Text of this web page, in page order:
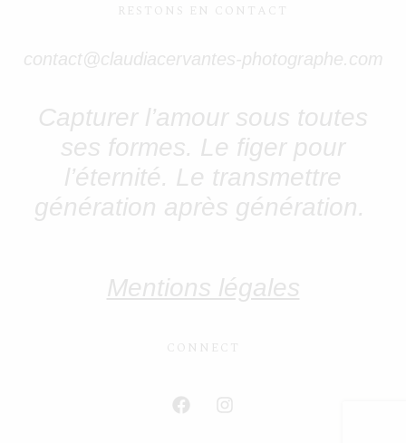
RESTONS EN CONTACT
contact@claudiacervantes-photographe.com
Capturer l’amour sous toutes
ses formes. Le figer pour
l’éternité. Le transmettre
génération après génération.
Mentions légales
CONNECT